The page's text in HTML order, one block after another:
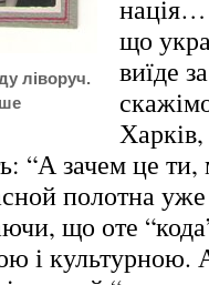
ліворуч.
що
виїде
Харків,
“А зачем це
полотна уже
що оте
і культурною.